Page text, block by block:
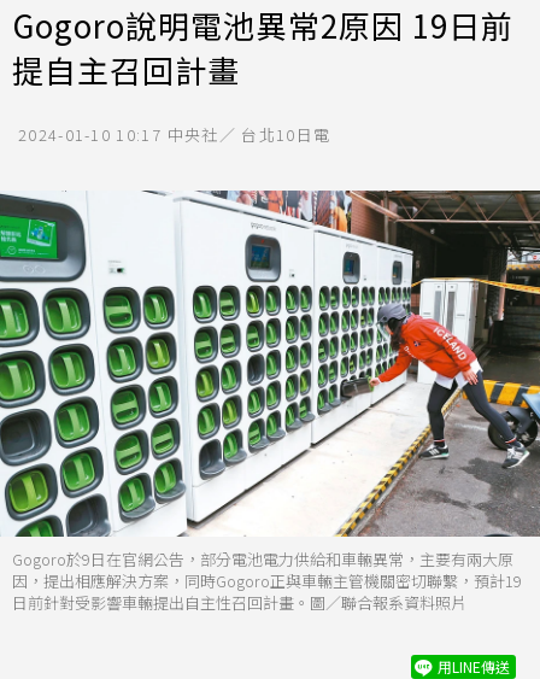
Gogoro說明電池異常2原因 19日前
提自主召回計畫
2024-01-10 10:17 中央社／ 台北10日電
Gogoro於9日在官網公告，部分電池電力供給和車輛異常，主要有兩大原
因，提出相應解決方案，同時Gogoro正與車輛主管機關密切聯繫，預計19
日前針對受影響車輛提出自主性召回計畫。圖／聯合報系資料照片
用LINE傳送